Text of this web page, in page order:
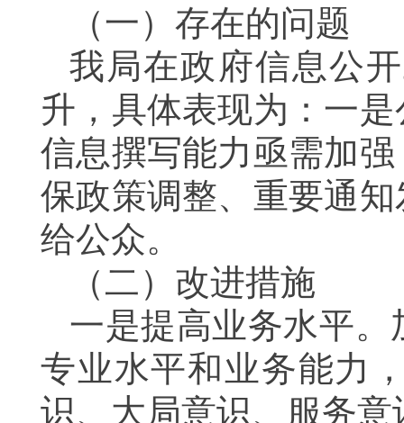
（一）存在的问题
我局在政府信息公
升，具体表现为：一
信息撰写能力亟需加
保政策调整、重要通
给公众。
（二）改进措施
一是提高业务水平
专业水平和业务能力
识、大局意识、服务意